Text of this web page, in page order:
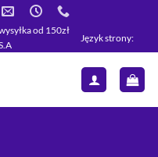
od 150zł
Język strony: